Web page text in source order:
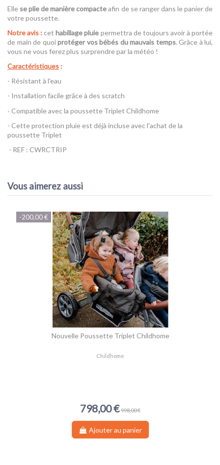
Elle se plie de manière compacteafin de se ranger dans le panier de
votre poussette.
Notre avis :cethabillage pluie permettra de toujours avoir à portée
de main de quoiprotéger vos bébés du mauvais temps. Grâce à lui,
vous ne vous ferez plus surprendre par la météo !
Caractéristiques :
- Résistant à l'eau
- Installation facile grâce à des scratch
- Compatible avec la poussette Triplet Childhome
- Cette protection pluie est déjà incluse avec l'achat de la
poussette Triplet
- REF : CWRCTRIP
Vous aimerez aussi
-200,00 €
Nouvelle Poussette Triplet Childhome
Childhome
798,00 € 998,00 €
Ajouter au panier